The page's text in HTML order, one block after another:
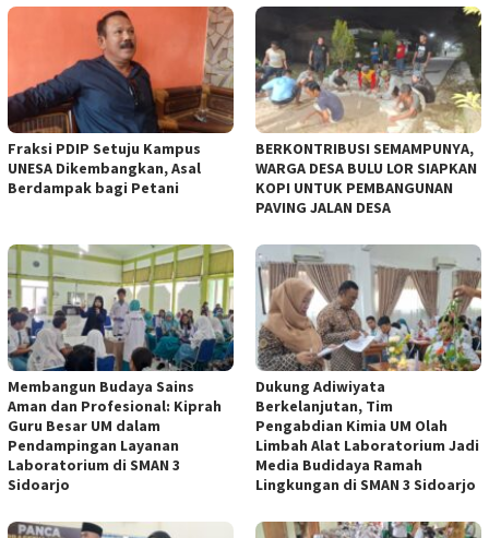
Fraksi PDIP Setuju Kampus
UNESA Dikembangkan, Asal
Berdampak bagi Petani
BERKONTRIBUSI SEMAMPUNYA,
WARGA DESA BULU LOR SIAPKAN
KOPI UNTUK PEMBANGUNAN
PAVING JALAN DESA
Membangun Budaya Sains
Aman dan Profesional: Kiprah
Guru Besar UM dalam
Pendampingan Layanan
Laboratorium di SMAN 3
Sidoarjo
Dukung Adiwiyata
Berkelanjutan, Tim
Pengabdian Kimia UM Olah
Limbah Alat Laboratorium Jadi
Media Budidaya Ramah
Lingkungan di SMAN 3 Sidoarjo